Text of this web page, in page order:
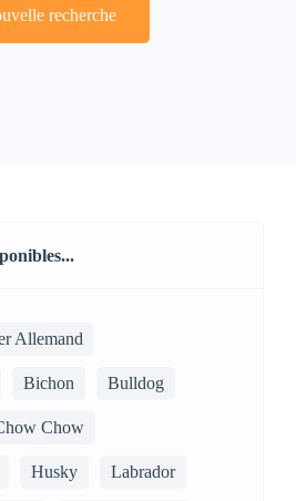
recherche
Allemand
Bichon Bulldog
Chow
Husky Labrador